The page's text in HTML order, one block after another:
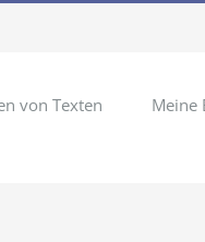
von Texten Meine